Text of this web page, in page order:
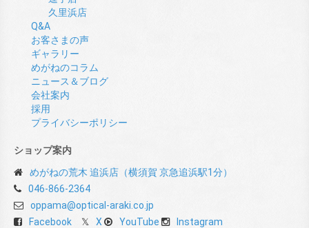
久里浜店
Q&A
お客さまの声
ギャラリー
めがねのコラム
ニュース＆ブログ
会社案内
採用
プライバシーポリシー
ショップ案内
めがねの荒木 追浜店（横須賀 京急追浜駅1分）
046-866-2364
oppama@optical-araki.co.jp
Facebook
X YouTube Instagram